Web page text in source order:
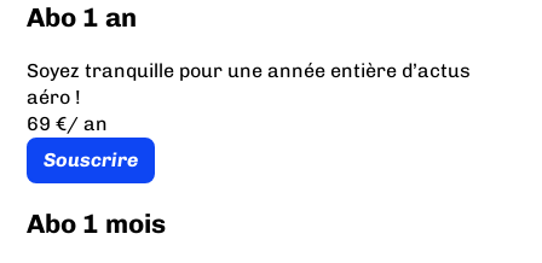
Abo 1 an
Soyez tranquille pour une année entière d’actus
aéro !
69 €/ an
Souscrire
Abo 1 mois